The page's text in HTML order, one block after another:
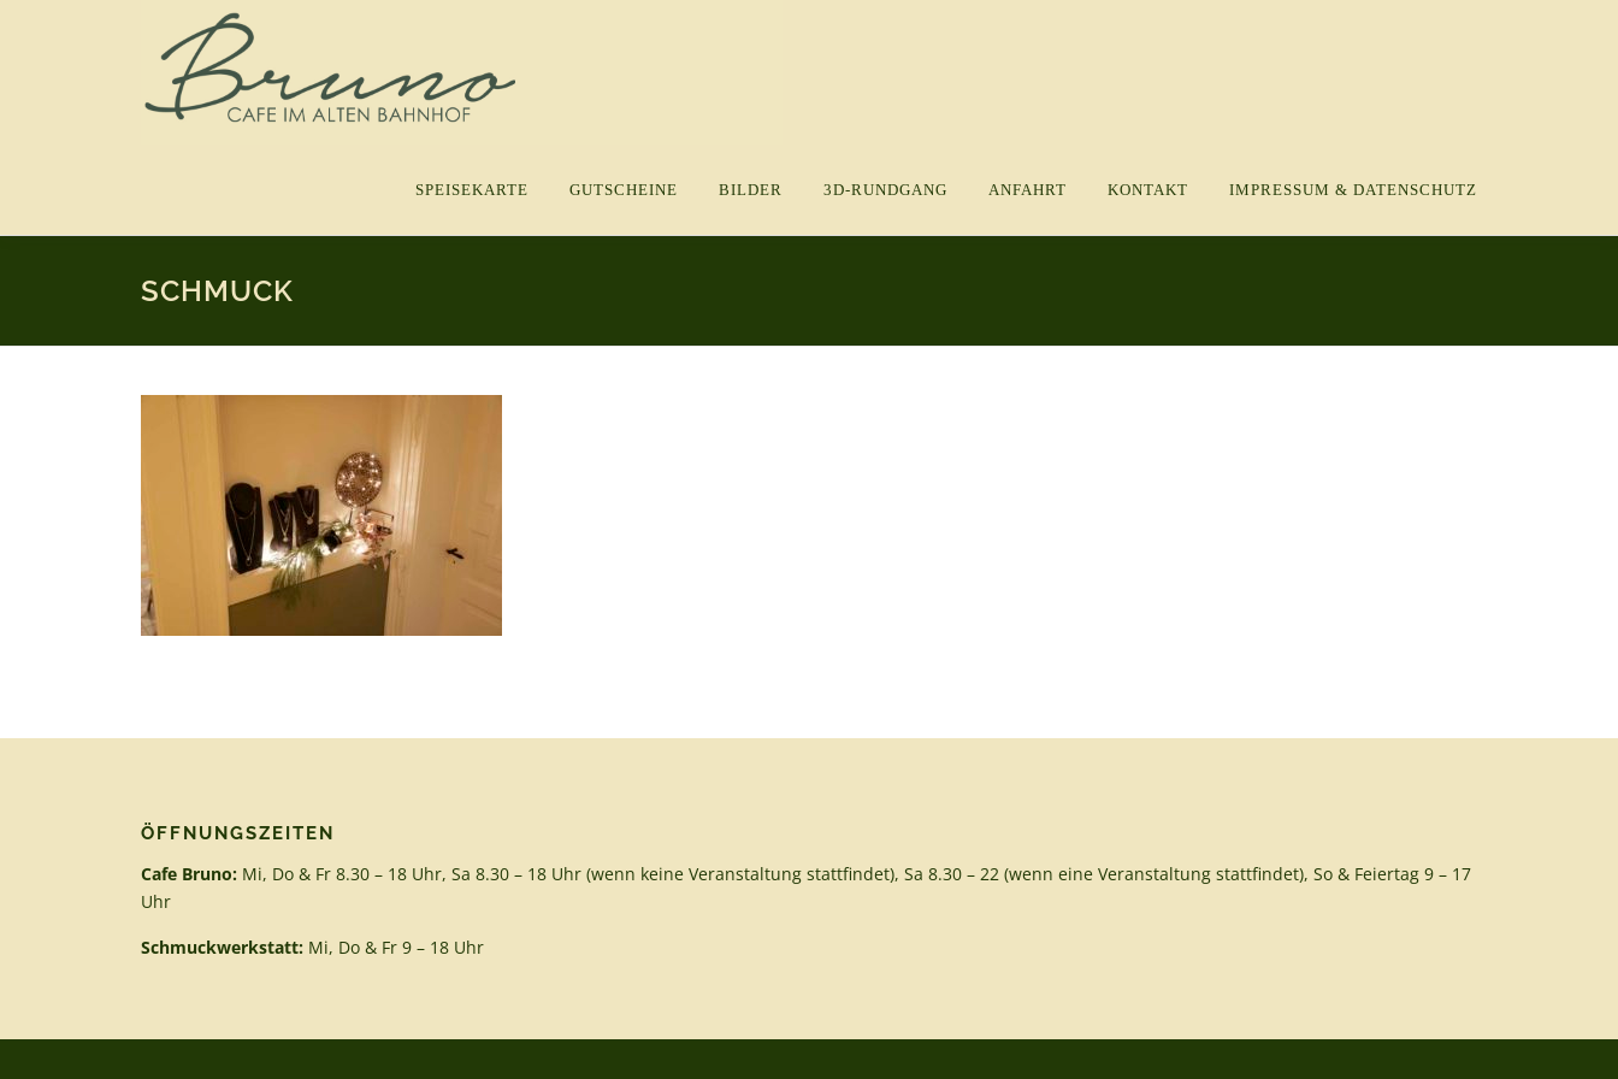
SPEISEKARTE GUTSCHEINE BILDER 3D-RUNDGANG ANFAHRT KONTAKT IMPRESSUM & DATENSCHUTZ
SCHMUCK
ÖFFNUNGSZEITEN
Cafe Bruno: Mi, Do & Fr 8.30 – 18 Uhr, Sa 8.30 – 18 Uhr (wenn keine Veranstaltung stattfindet), Sa 8.30 – 22 (wenn eine Veranstaltung stattfindet), So & Feiertag 9 – 17
Uhr
Schmuckwerkstatt: Mi, Do & Fr 9 – 18 Uhr